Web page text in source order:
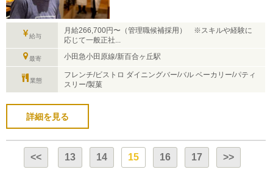
給与
月給266,700円〜（管理職候補採用） ※スキルや経験に
応じて一般正社...
最寄 小田急小田原線/新百合ヶ丘駅
業態
フレンチ/ビストロ ダイニングバー/バル ベーカリー/パティ
スリー/製菓
詳細を見る
<< 13 14 15 16 17 >>